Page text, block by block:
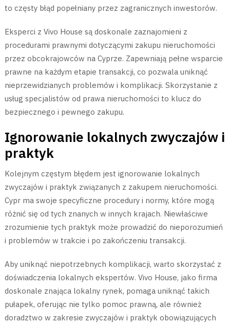
to częsty błąd popełniany przez zagranicznych inwestorów.
Eksperci z Vivo House są doskonale zaznajomieni z
procedurami prawnymi dotyczącymi zakupu nieruchomości
przez obcokrajowców na Cyprze. Zapewniają pełne wsparcie
prawne na każdym etapie transakcji, co pozwala uniknąć
nieprzewidzianych problemów i komplikacji. Skorzystanie z
usług specjalistów od prawa nieruchomości to klucz do
bezpiecznego i pewnego zakupu.
Ignorowanie lokalnych zwyczajów i
praktyk
Kolejnym częstym błędem jest ignorowanie lokalnych
zwyczajów i praktyk związanych z zakupem nieruchomości.
Cypr ma swoje specyficzne procedury i normy, które mogą
różnić się od tych znanych w innych krajach. Niewłaściwe
zrozumienie tych praktyk może prowadzić do nieporozumień
i problemów w trakcie i po zakończeniu transakcji.
Aby uniknąć niepotrzebnych komplikacji, warto skorzystać z
doświadczenia lokalnych ekspertów. Vivo House, jako firma
doskonale znająca lokalny rynek, pomaga uniknąć takich
pułapek, oferując nie tylko pomoc prawną, ale również
doradztwo w zakresie zwyczajów i praktyk obowiązujących